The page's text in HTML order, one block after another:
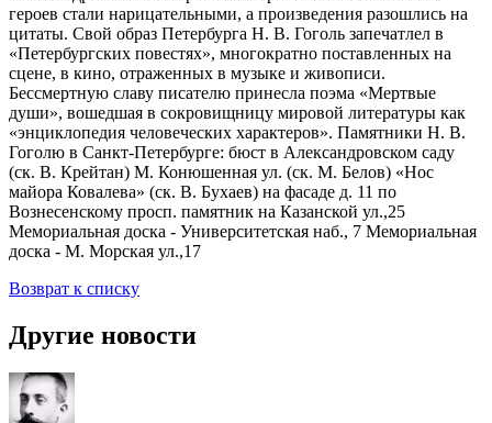
героев стали нарицательными, а произведения разошлись на
цитаты. Свой образ Петербурга Н. В. Гоголь запечатлел в
«Петербургских повестях», многократно поставленных на
сцене, в кино, отраженных в музыке и живописи.
Бессмертную славу писателю принесла поэма «Мертвые
души», вошедшая в сокровищницу мировой литературы как
«энциклопедия человеческих характеров». Памятники Н. В.
Гоголю в Санкт-Петербурге: бюст в Александровском саду
(ск. В. Крейтан) М. Конюшенная ул. (ск. М. Белов) «Нос
майора Ковалева» (ск. В. Бухаев) на фасаде д. 11 по
Вознесенскому просп. памятник на Казанской ул.,25
Мемориальная доска - Университетская наб., 7 Мемориальная
доска - М. Морская ул.,17
Возврат к списку
Другие новости